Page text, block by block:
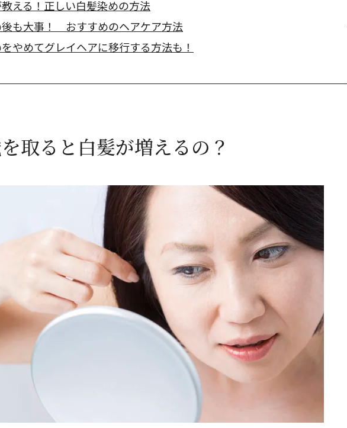
える！正しい白髪染めの方法
後も大事！ おすすめのヘアケア方法
やめてグレイヘアに移行する方法も！
取ると白髪が増えるの？